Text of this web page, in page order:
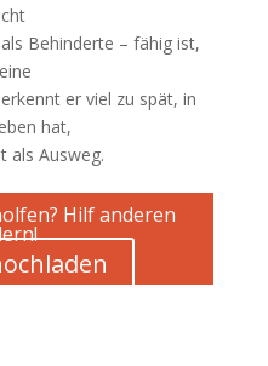
Behinderte – fähig ist,
er viel zu spät, in
hat,
als Ausweg.
Hilf anderen